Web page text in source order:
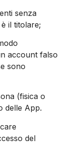
senza
il titolare;
account falso
sono
(fisica o
delle App.
del